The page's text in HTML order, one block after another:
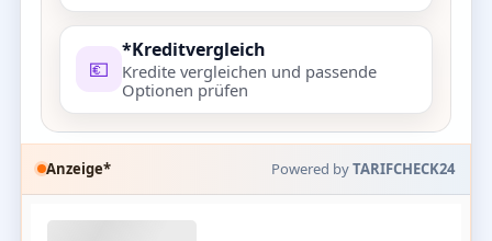
💶
*Kreditvergleich
Kredite vergleichen und passende
Optionen prüfen
Anzeige* Powered byTARIFCHECK24